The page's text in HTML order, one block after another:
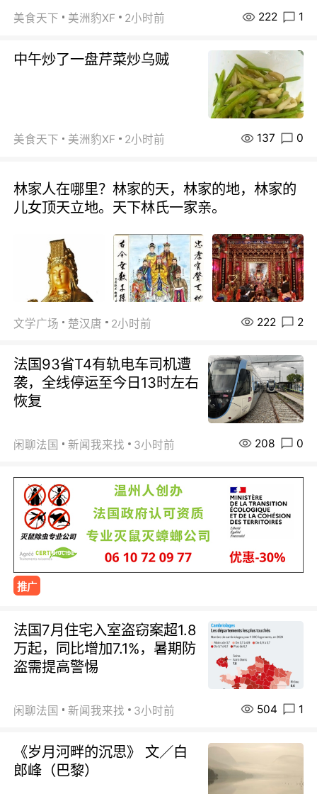
美食天下 美洲豹XF 2小时前 222 1
中午炒了一盘芹菜炒乌贼
美食天下 美洲豹XF 2小时前 137 0
林家人在哪里？林家的天，林家的地，林家的
儿女顶天立地。天下林氏一家亲。
文学广场 楚汉唐 2小时前 222 2
法国93省T4有轨电车司机遭
袭，全线停运至今日13时左右
恢复
闲聊法国 新闻我来找 3小时前 208 0
推广
法国7月住宅入室盗窃案超1.8
万起，同比增加7.1%，暑期防
盗需提高警惕
闲聊法国 新闻我来找 3小时前 504 1
《岁月河畔的沉思》 文／白
郎峰（巴黎）